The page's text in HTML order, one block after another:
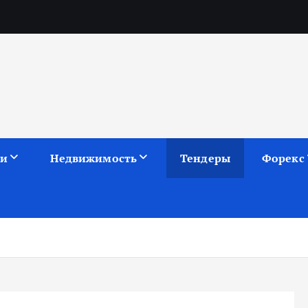
Недвижимость Тендеры Форекс